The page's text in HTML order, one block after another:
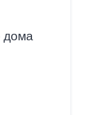
дома